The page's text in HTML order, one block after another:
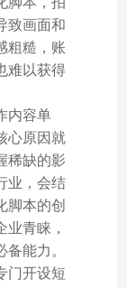
致画面和
粗糙，账
难以获得
内容单
心原因就
稀缺的影
业，会结
脚本的创
青睐，
能力。
门开设短